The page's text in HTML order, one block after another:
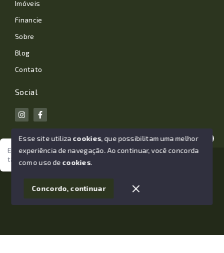
Estamos aqui para te ajudar. Vamos juntos nessa jornada
tão importante da sua vida?
Imóveis
Financie
Sobre
Blog
Contato
Social
© Copyright 2026 - João Losano Corretor de Imóveis -
SITE PARA IMOBILIARIA
Esse site utiliza cookies, que possibilitam uma melhor
experiência de navegação.Ao continuar, você concorda
com o uso de cookies.
Concordo, continuar